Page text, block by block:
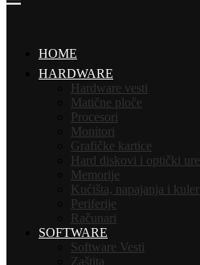
HOME
HARDWARE
Hardware vesti
Matične ploče
Procesori
Monitori
Grafičke kartice
Hard diskovi i optički
Memorije
Kućišta, napajanja i
Periferije
Računari
SOFTWARE
Software Vesti
Zaštita